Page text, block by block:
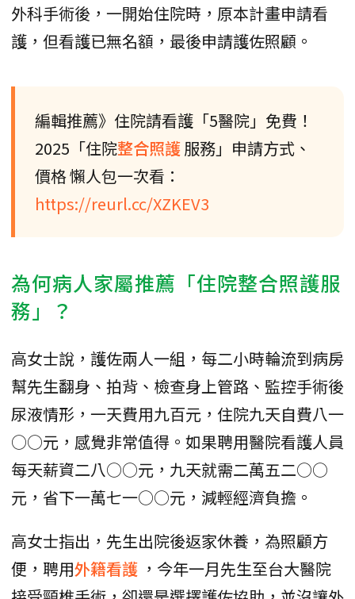
外科手術後，一開始住院時，原本計畫申請看
護，但看護已無名額，最後申請護佐照顧。
編輯推薦》住院請看護「5醫院」免費！
2025「住院整合照護服務」申請方式、
價格 懶人包一次看：
https://reurl.cc/XZKEV3
為何病人家屬推薦「住院整合照護服
務」？
高女士說，護佐兩人一組，每二小時輪流到病房
幫先生翻身、拍背、檢查身上管路、監控手術後
尿液情形，一天費用九百元，住院九天自費八一
○○元，感覺非常值得。如果聘用醫院看護人員
每天薪資二八○○元，九天就需二萬五二○○
元，省下一萬七一○○元，減輕經濟負擔。
高女士指出，先生出院後返家休養，為照顧方
便，聘用外籍看護 ，今年一月先生至台大醫院